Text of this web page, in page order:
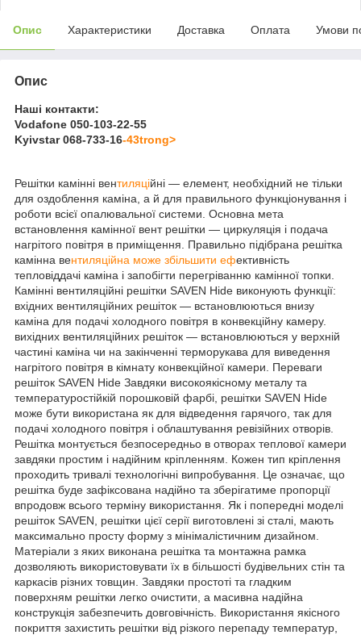
Опис Характеристики Доставка Оплата Умови
Опис
Наші контакти:
Vodafone 050-103-22-55
Kyivstar 068-733-16-43trong>
Решітки камінні вентиляційні — елемент, необхідний не тільки
для оздоблення каміна, а й для правильного функціонування і
роботи всієї опалювальної системи. Основна мета
встановлення камінної вент решітки — циркуляція і подача
нагрітого повітря в приміщення. Правильно підібрана решітка
камінна вентиляційна може збільшити ефективність
тепловіддачі каміна і запобігти перегріванню камінної топки.
Камінні вентиляційні решітки SAVEN Hide виконують функції:
вхідних вентиляційних решіток — встановлюються внизу
каміна для подачі холодного повітря в конвекційну камеру.
вихідних вентиляційних решіток — встановлюються у верхній
частині каміна чи на закінченні терморукава для виведення
нагрітого повітря в кімнату конвекційної камери. Переваги
решіток SAVEN Hide Завдяки високоякісному металу та
температуростійкій порошковій фарбі, решітки SAVEN Hide
може бути використана як для відведення гарячого, так для
подачі холодного повітря і облаштування ревізійних отворів.
Решітка монтується безпосередньо в отворах теплової камери
завдяки простим і надійним кріпленням. Кожен тип кріплення
проходить тривалі технологічні випробування. Це означає, що
решітка буде зафіксована надійно та зберігатиме пропорції
впродовж всього терміну використання. Як і попередні моделі
решіток SAVEN, решітки цієї серії виготовлені зі сталі, мають
максимально просту форму з мінімалістичним дизайном.
Матеріали з яких виконана решітка та монтажна рамка
дозволяють використовувати їх в більшості будівельних стін та
каркасів різних товщин. Завдяки простоті та гладким
поверхням решітки легко очистити, а масивна надійна
конструкція забезпечить довговічність. Використання якісного
покриття захистить решітки від різкого перепаду температур,